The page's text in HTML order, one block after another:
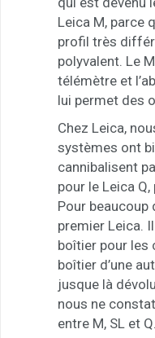
Leica M, parce
profil très
polyvalent. Le
télémètre et
lui permet des
Chez Leica,
systèmes ont
cannibalisent
pour le Leica
Pour beaucoup
premier Leica.
boîtier pour les
boîtier d’une
jusque là
nous ne
entre M, SL et Q.